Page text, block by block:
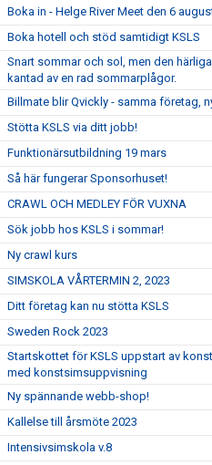
Boka in - Helge River Meet den 6
Boka hotell och stöd samtidigt KSLS
Snart sommar och sol, men den
kantad av en rad sommarplågor.
Billmate blir Qvickly - samma företag,
Stötta KSLS via ditt jobb!
Funktionärsutbildning 19 mars
Så här fungerar Sponsorhuset!
CRAWL OCH MEDLEY FÖR VUXNA
Sök jobb hos KSLS i sommar!
Ny crawl kurs
SIMSKOLA VÅRTERMIN 2, 2023
Ditt företag kan nu stötta KSLS
Sweden Rock 2023
Startskottet för KSLS uppstart av
med konstsimsuppvisning
Ny spännande webb-shop!
Kallelse till årsmöte 2023
Intensivsimskola v.8